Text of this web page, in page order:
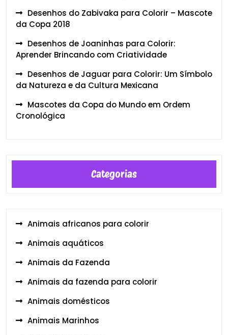
Desenhos do Zabivaka para Colorir – Mascote
da Copa 2018
Desenhos de Joaninhas para Colorir:
Aprender Brincando com Criatividade
Desenhos de Jaguar para Colorir: Um Símbolo
da Natureza e da Cultura Mexicana
Mascotes da Copa do Mundo em Ordem
Cronológica
Categorias
Animais africanos para colorir
Animais aquáticos
Animais da Fazenda
Animais da fazenda para colorir
Animais domésticos
Animais Marinhos